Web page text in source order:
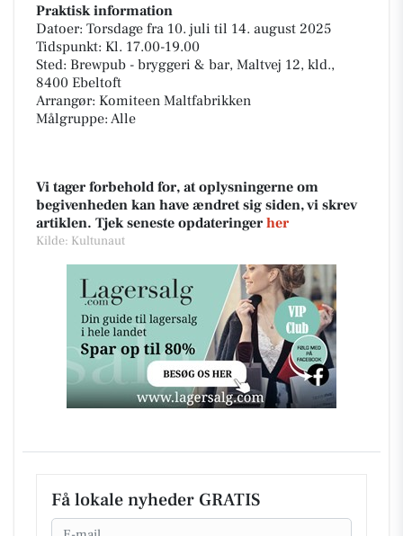
Praktisk information
Datoer: Torsdage fra 10. juli til 14. august 2025
Tidspunkt: Kl. 17.00-19.00
Sted: Brewpub - bryggeri & bar, Maltvej 12, kld.,
8400 Ebeltoft
Arrangør: Komiteen Maltfabrikken
Målgruppe: Alle
Vi tager forbehold for, at oplysningerne om
begivenheden kan have ændret sig siden, vi skrev
artiklen. Tjek seneste opdateringer her
Kilde: Kultunaut
Få lokale nyheder GRATIS
Email